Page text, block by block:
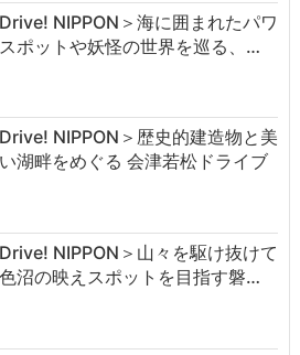
NIPPON＞海に囲まれたパワ
ポットや妖怪の世界を巡る、…
NIPPON＞歴史的建造物と美
湖畔をめぐる 会津若松ドライブ
NIPPON＞山々を駆け抜けて
沼の映えスポットを目指す磐…